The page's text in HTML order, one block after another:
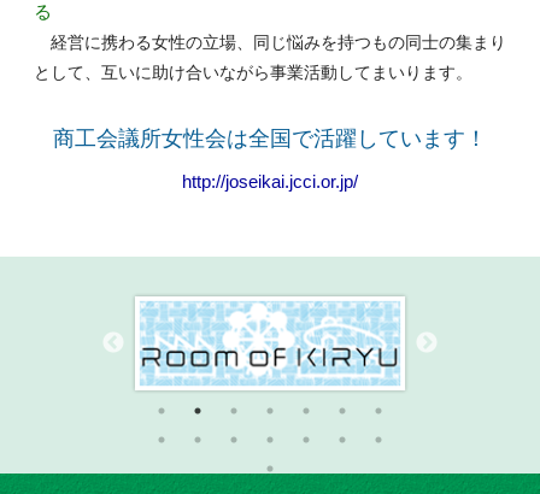
る
経営に携わる女性の立場、同じ悩みを持つもの同士の集まり
として、互いに助け合いながら事業活動してまいります。
商工会議所女性会は全国で活躍しています！
http://joseikai.jcci.or.jp/